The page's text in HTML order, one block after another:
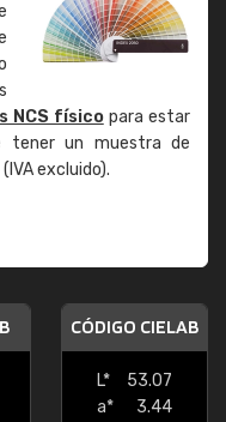
NCS físicopara estar
tener un muestra de
(IVA excluido).
CÓDIGO CIELAB
L*
53.07
a*
3.44